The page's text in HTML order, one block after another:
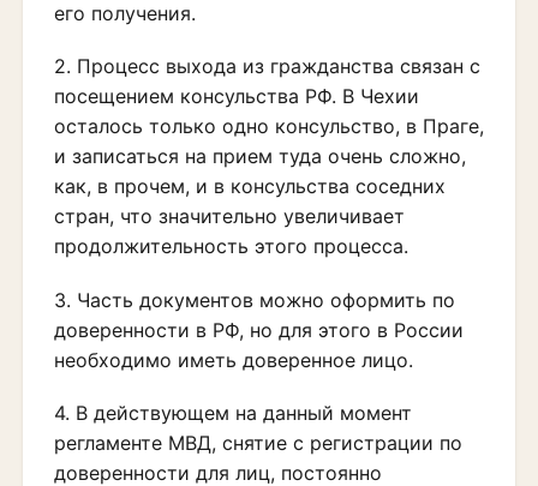
его получения.
2. Процесс выхода из гражданства связан с
посещением консульства РФ. В Чехии
осталось только одно консульство, в Праге,
и записаться на прием туда очень сложно,
как, в прочем, и в консульства соседних
стран, что значительно увеличивает
продолжительность этого процесса.
3. Часть документов можно оформить по
доверенности в РФ, но для этого в России
необходимо иметь доверенное лицо.
4. В действующем на данный момент
регламенте МВД, снятие с регистрации по
доверенности для лиц, постоянно